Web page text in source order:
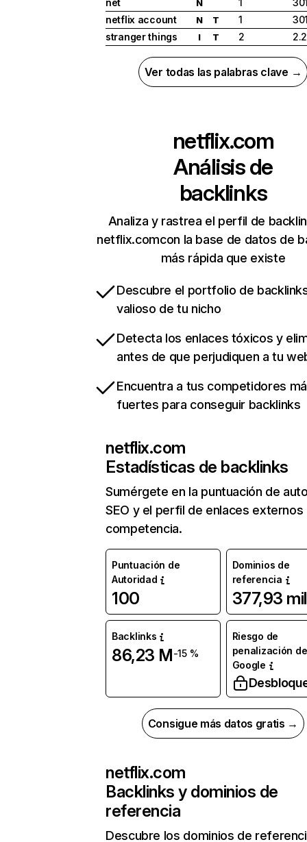
net
N 1
netflix account
N T 1
stranger things
I T 2
Ver todas las palabras clave →
netflix.com
Análisis de
backlinks
Analiza y rastrea el perfil de
netflix.comcon la base de datos de
más rápida que existe
Descubre el portfolio de
valioso de tu nicho
Detecta los enlaces tóxicos y
antes de que perjudiquen a tu
Encuentra a tus competidores
fuertes para conseguir backlinks
netflix.com
Estadísticas de backlinks
Sumérgete en la puntuación de
SEO y el perfil de enlaces externos
competencia.
Puntuación de
Autoridad
100
Dominios de
referencia
377,93 mil
Backlinks
86,23 M-15 %
Riesgo de
penalización de
Google
Consigue más datos gratis →
netflix.com
Backlinks y dominios de
referencia
Descubre los dominios de